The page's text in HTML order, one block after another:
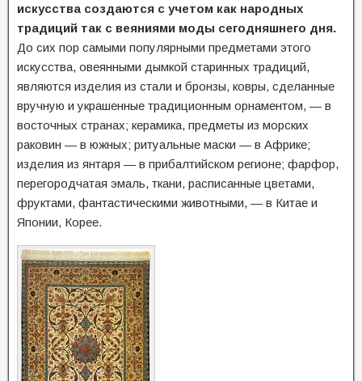
искусства создаются с учетом как народных
традиций так с веяниями моды сегодняшнего дня.
До сих пор самыми популярными предметами этого
искусства, овеянными дымкой старинных традиций,
являются изделия из стали и бронзы, ковры, сделанные
вручную и украшенные традиционным орнаментом, — в
восточных странах; керамика, предметы из морских
раковин — в южных; ритуальные маски — в Африке;
изделия из янтаря — в прибалтийском регионе; фарфор,
перегородчатая эмаль, ткани, расписанные цветами,
фруктами, фантастическими животными, — в Китае и
Японии, Корее.